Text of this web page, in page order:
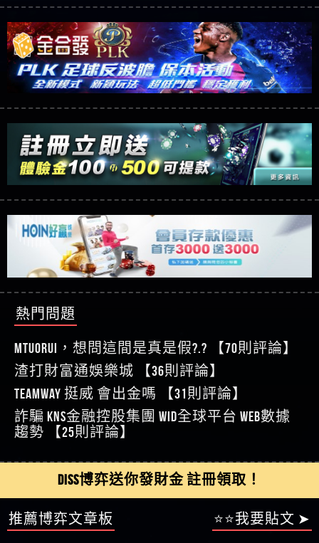
錢怎麼辦 本文教你如何拿回被騙資金
KnTop是詐騙嗎 【KnTop】KnTop無法出金 被KnTop詐騙
的錢一招拿回
【免費討回資金賴zg369】機台運算專案是詐騙嗎
機台運算專案是不是詐騙 機台運算專案是真的嗎
被機台運算專案詐騙的錢怎麼辦 本文教你如何拿
回被騙資金
【其他問題】 Hoyabit詐騙持續收割國人中【免費
討回資金賴zg369】Hoyabit是詐騙嗎 Hoyabit是不是詐
騙 Hoyabit是真的嗎 被HoyabitHoyabit詐騙的錢怎麼辦
本文教你如何拿回被騙資金
【其他問題】KS.M多元化行銷詐騙持續收割國人
中【免費討回資金賴zg369】KS.M多元化行銷是詐
騙嗎 KS.M多元化行銷是不是詐騙 KS.M多元化行銷是
真的嗎 被KS.M多元化行銷詐騙的錢怎麼辦 本文教
你如何拿回被騙資金
【其他問題】免費追回賴「zg369」深度解析野原
家 Family & Love如何詐騙 野原家 Family & Love是不是詐
騙 野原家 Family & Love是真的嗎 野原家 Family & Love是
詐騙嗎 165多次通報野原家 Family & Love是詐騙平台
【其他問題】元盈橋詐騙持續收割國人中【免費
討回資金賴zg369】元盈橋是詐騙嗎 元盈橋是不是
詐騙 元盈橋是真的嗎 被元盈橋詐騙的錢怎麼辦
【其他問題】被騙追回賴【zg369】M.L.Edge利用新
型詐騙手法欺詐群眾 M.L.Edge是真的嗎 M.L.Edge是不
金 被M.L.Edge詐騙的錢一招拿回
【其他問題】 Robinhood詐騙持續收割國人中【免
不是詐騙 Robinhood是真的嗎 被Robinhood詐騙的錢怎
麼辦 本文教你如何拿回被騙資金
資金賴zg369】FLTO是詐騙嗎 FLTO是不是詐騙 FLTO是
真的嗎 被FLTO詐騙的錢怎麼辦 本文教你如何拿回
被騙資金
【其他問題】 遇詐騙求救賴【zg369】八旬老翁被
ALYWS詐騙家破人亡 ALYWS是真的嗎 ALYWS是不是詐騙
ALYWS是詐騙嗎 （ALYWS）無法出金 請小心群組暗椿
【其他問題】 一招教你揭秘新型詐騙手法 （受害
者免費援助賴zg369）當當詐騙 當當是不是詐騙 當
當是真的嗎 當當是詐騙嗎 六旬老婦深信當當高獲
利回報被騙的家破人亡
【其他問題】用理性數據指路，開啟你的高回報
娛樂之旅
【其他問題】【老玩家不藏私】2025 線上老虎機
這樣挑！RTP、波動率和平台安全的全攻略！
【推薦博弈】這款《ATG 武俠》老虎機真的猛！玩
過才知道什麼叫超過3萬種中獎方式！
【推薦博弈】BNG電子遊戲完整攻略！熱門老虎
機、集鴻運玩法、獨家試玩一次看！
【其他問題】【2025】ATG試玩必看！戰神賽特
51,000倍數玩法攻略，輕鬆稱霸老虎機！
【其他問題】「拆解力智投資詐騙套路緊急追討
賴zg369」力智投資是不是詐騙 力智投資是真的嗎
力智投資是詐騙嗎 南部老翁還在癡迷力智投資高
回報獲利 請不要在匯款
【其他問題】 【遇天盛商行詐騙追回資金賴
zg369】天盛商行詐騙 天盛商行是不是詐騙 天盛商
行是真的嗎 天盛商行是詐騙嗎 被天盛商行詐騙一
招教你拿回
【其他問題】 受害者援助賴【zg369】退休老翁被
大戶e點靈詐騙痛不欲生 大戶e點靈是真的嗎 大戶e
點靈是不是詐騙 大戶e點靈是詐騙嗎 大戶e點靈無
法出金 （大戶e點靈）教你如何規避詐騙陷阱
【其他問題】 弘記投資詐騙持續收割國人中【免
費討回資金賴zg369】弘記投資是詐騙嗎 弘記投資
是不是詐騙 弘記投資是真的嗎 被弘記投資詐騙的
錢怎麼辦 本文教你如何拿回被騙資金
【其他問題】 被騙追回賴【zg369】KnTop利用新型
詐騙手法欺詐群眾 KnTop是真的嗎 KnTop是不是詐騙
KnTop是詐騙嗎 【KnTop】KnTop無法出金 被KnTop詐騙
的錢一招拿回
【其他問題】機台運算專案詐騙持續收割國人中
【免費討回資金賴zg369】機台運算專案是詐騙嗎
機台運算專案是不是詐騙 機台運算專案是真的嗎
被機台運算專案詐騙的錢怎麼辦 本文教你如何拿
回被騙資金
【其他問題】 Hoyabit詐騙持續收割國人中【免費
討回資金賴zg369】Hoyabit是詐騙嗎 Hoyabit是不是詐
騙 Hoyabit是真的嗎 被HoyabitHoyabit詐騙的錢怎麼辦
本文教你如何拿回被騙資金
【其他問題】KS.M多元化行銷詐騙持續收割國人
中【免費討回資金賴zg369】KS.M多元化行銷是詐
騙嗎 KS.M多元化行銷是不是詐騙 KS.M多元化行銷是
真的嗎 被KS.M多元化行銷詐騙的錢怎麼辦 本文教
【其他問題】免費追回賴「zg369」深度解析野原
家 Family & Love如何詐騙 野原家 Family & Love是不是詐
騙 野原家 Family & Love是真的嗎 野原家 Family & Love是
【其他問題】元盈橋詐騙持續收割國人中【免費
討回資金賴zg369】元盈橋是詐騙嗎 元盈橋是不是
本文教你如何拿回被騙資金
【其他問題】被騙追回賴【zg369】M.L.Edge利用新
是詐騙 M.L.Edge是詐騙嗎 【M.L.Edge】M.L.Edge無法出
金 被M.L.Edge詐騙的錢一招拿回
費討回資金賴zg369】Robinhood是詐騙嗎 Robinhood是
不是詐騙 Robinhood是真的嗎 被Robinhood詐騙的錢怎
麼辦 本文教你如何拿回被騙資金
【其他問題】FLTO詐騙持續收割國人中【免費討回
資金賴zg369】FLTO是詐騙嗎 FLTO是不是詐騙 FLTO是
真的嗎 被FLTO詐騙的錢怎麼辦 本文教你如何拿回
被騙資金
【其他問題】 遇詐騙求救賴【zg369】八旬老翁被
ALYWS詐騙家破人亡 ALYWS是真的嗎 ALYWS是不是詐騙
ALYWS是詐騙嗎 （ALYWS）無法出金 請小心群組暗椿
【其他問題】 一招教你揭秘新型詐騙手法 （受害
者免費援助賴zg369）當當詐騙 當當是不是詐騙 當
【Wei】讚
【沈樂慧】又是九州??爛死了黑網不要玩
【林伊依】爛死了拉贏錢直接鎖帳號可以去吃屎
【陳靜茹】推薦小畢，我也是小畢的會員～～
【黃家羭】推推
【AVA娛樂城】還會自己做假對話來毀謗欸哈哈哈
好厲
【陳順堪】黑網不出金
【黃伊珊】不推薦爛公司
【陳順堪】星匯娛樂城出金幾次後贏錢就不給出
金
【陳順堪】黑網出金幾次後贏了就不出金出
【玩運彩】
【asd】唬爛不出金黑網垃圾平台
【蘇俊曄】所以會出金嗎現在也是一樣的狀況
【侯依揚】廢物喔
【傑】推代理真的好相處
回答
【王亞廷】LINE:kK605638
【王亞廷】#免費手遊#錢龍皇ONLINE#http
【傑】真的
【蔡如軒】黑網一個呵呵
【Wei】讚
【沈樂慧】又是九州??爛死了黑網不要玩
【林伊依】爛死了拉贏錢直接鎖帳號可以去吃屎
【陳靜茹】推薦小畢，我也是小畢的會員～～
【AVA娛樂城】還會自己做假對話來毀謗欸哈哈哈
【陳順堪】黑網不出金
【黃伊珊】不推薦爛公司
【陳順堪】星匯娛樂城出金幾次後贏錢就不給出
金
【陳順堪】黑網出金幾次後贏了就不出金出
MTUORUi，想問這間是真是假?.? 【70則評論】
渣打財富通娛樂城 【36則評論】
TEAMWAY 挺威 會出金嗎 【31則評論】
詐騙 kns金融控股集團 WID全球平台 WEB數據
DISS博弈送你發財金 註冊領取！